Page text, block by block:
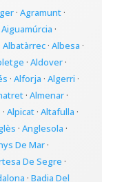
· Agramunt·
Aiguamúrcia ·
Albatàrrec· Albesa ·
· Aldover·
· Alforja · Algerri ·
· Almenar·
· Alpicat· Altafulla ·
· Anglesola ·
De Mar·
De Segre ·
· Badia Del